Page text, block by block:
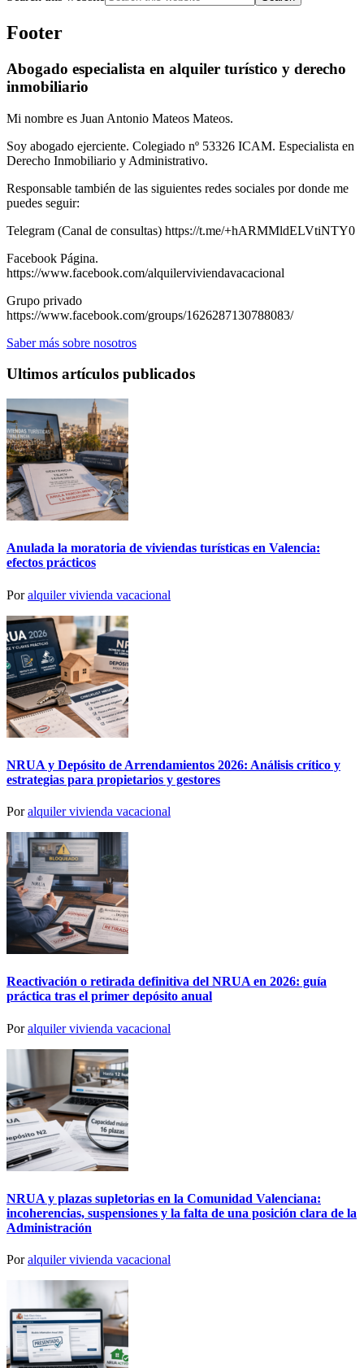
Footer
Abogado especialista en alquiler turístico y derecho
inmobiliario
Mi nombre es Juan Antonio Mateos Mateos.
Soy abogado ejerciente. Colegiado nº 53326 ICAM. Especialista en
Derecho Inmobiliario y Administrativo.
Responsable también de las siguientes redes sociales por donde me
puedes seguir:
Telegram (Canal de consultas) https://t.me/+hARMMldELVtiNTY0
Facebook Página.
https://www.facebook.com/alquilerviviendavacacional
Grupo privado
https://www.facebook.com/groups/1626287130788083/
Saber más sobre nosotros
Ultimos artículos publicados
Anulada la moratoria de viviendas turísticas en Valencia:
efectos prácticos
Poralquiler vivienda vacacional
NRUA y Depósito de Arrendamientos 2026: Análisis crítico y
estrategias para propietarios y gestores
Poralquiler vivienda vacacional
Reactivación o retirada definitiva del NRUA en 2026: guía
práctica tras el primer depósito anual
Poralquiler vivienda vacacional
NRUA y plazas supletorias en la Comunidad Valenciana:
incoherencias, suspensiones y la falta de una posición clara de la
Administración
Poralquiler vivienda vacacional